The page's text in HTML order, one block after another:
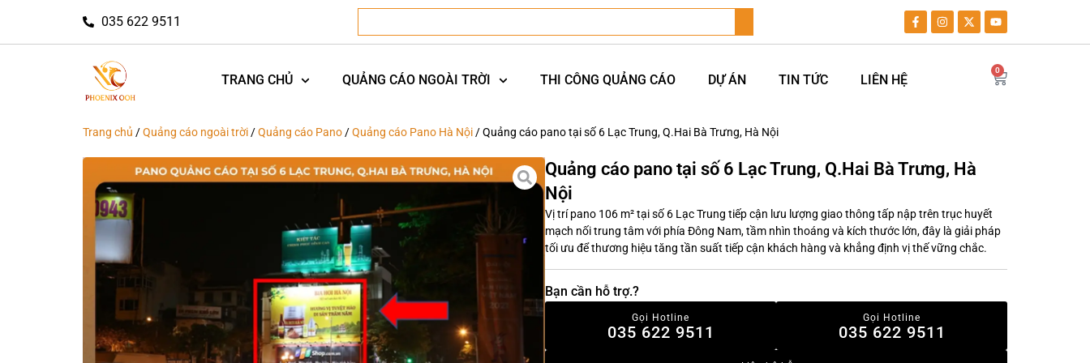
035 622 9511
TRANG CHỦ QUẢNG CÁO NGOÀI TRỜI THI CÔNG QUẢNG CÁO DỰ ÁN TIN TỨC LIÊN HỆ
0
Trang chủ /Quảng cáo ngoài trời/Quảng cáo Pano/Quảng cáo Pano Hà Nội/ Quảng cáo pano tại số 6 Lạc Trung, Q.Hai Bà Trưng, Hà Nội
Quảng cáo pano tại số 6 Lạc Trung, Q.Hai Bà Trưng, Hà
Nội
Vị trí pano 106 m² tại số 6 Lạc Trung tiếp cận lưu lượng giao thông tấp nập trên trục huyết
mạch nối trung tâm với phía Đông Nam, tầm nhìn thoáng và kích thước lớn, đây là giải pháp
tối ưu để thương hiệu tăng tần suất tiếp cận khách hàng và khẳng định vị thế vững chắc.
Bạn cần hỗ trợ.?
Gọi Hotline
035 622 9511
Gọi Hotline
035 622 9511